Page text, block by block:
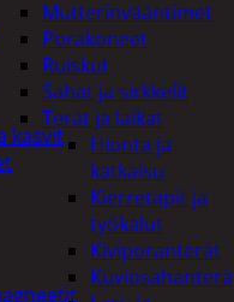
Mutterinvääntimet
Porakoneet
Ruiskut
Sahat ja sirkkelit
Terät ja laikat
Hionta ja
katkaisu
Kierretapit ja
työkalut
Kiviporanterät
Kuviosahanterä
kasvit